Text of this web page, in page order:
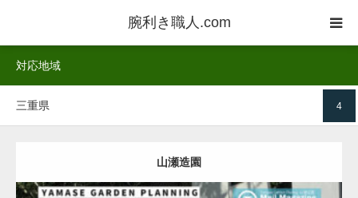
腕利き職人.com
対応地域
4
三重県
山瀬造園
業者一覧